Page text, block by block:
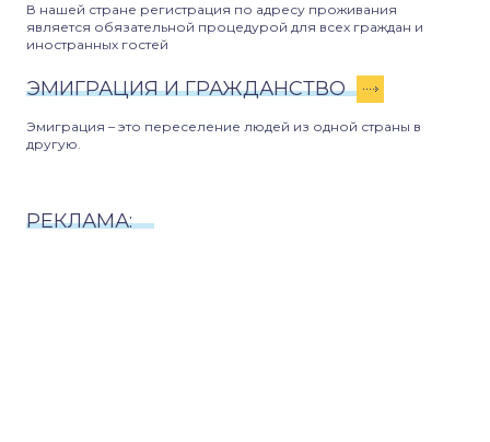
В нашей стране регистрация по адресу проживания
является обязательной процедурой для всех граждан и
иностранных гостей
ЭМИГРАЦИЯ И ГРАЖДАНСТВО
Эмиграция – это переселение людей из одной страны в
другую.
РЕКЛАМА: